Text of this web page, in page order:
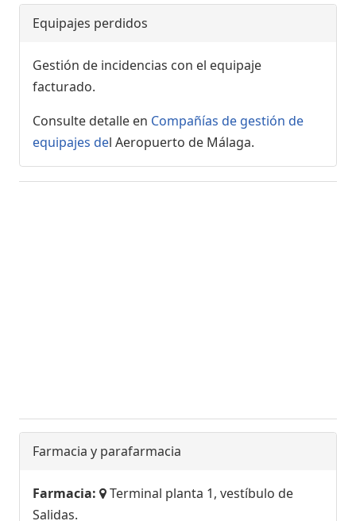
Equipajes perdidos
Gestión de incidencias con el equipaje
facturado.
Consulte detalle en Compañías de gestión de
equipajes del Aeropuerto de Málaga.
Farmacia y parafarmacia
Farmacia:
Terminal planta 1, vestíbulo de
Salidas.